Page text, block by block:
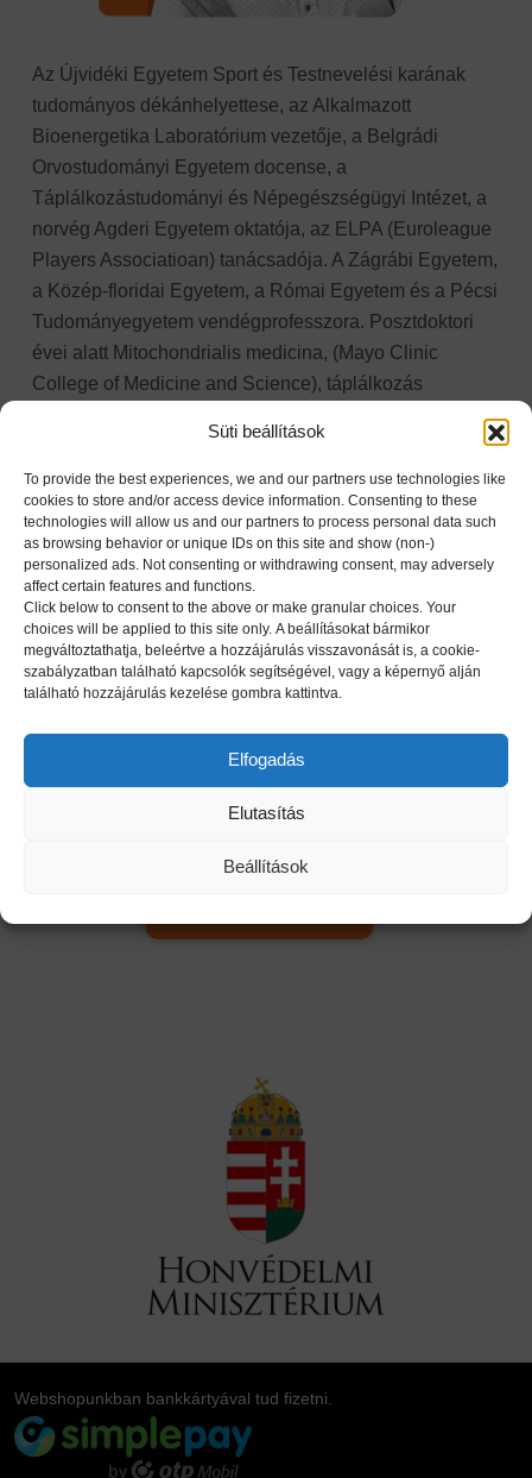
Süti beállítások
To provide the best experiences, we and our partners use technologies like
cookies to store and/or access device information. Consenting to these
technologies will allow us and our partners to process personal data such
as browsing behavior or unique IDs on this site and show (non-)
personalized ads. Not consenting or withdrawing consent, may adversely
affect certain features and functions.
Click below to consent to the above or make granular choices. Your
choices will be applied to this site only. A beállításokat bármikor
megváltoztathatja, beleértve a hozzájárulás visszavonását is, a cookie-
szabályzatban található kapcsolók segítségével, vagy a képernyő alján
található hozzájárulás kezelése gombra kattintva.
Elfogadás
Elutasítás
Beállítások
Az Újvidéki Egyetem Sport és Testnevelési karának
tudományos dékánhelyettese, az Alkalmazott
Bioenergetika Laboratórium vezetője, a Belgrádi
Orvostudományi Egyetem docense, a
Táplálkozástudományi és Népegészségügyi Intézet, a
norvég Agderi Egyetem oktatója, az ELPA (Euroleague
Players Associatioan) tanácsadója. A Zágrábi Egyetem,
a Közép-floridai Egyetem, a Római Egyetem és a Pécsi
Tudományegyetem vendégprofesszora. Posztdoktori
évei alatt Mitochondrialis medicina, (Mayo Clinic
College of Medicine and Science), táplálkozás
Harvard University T.H. Chan School of Public Health).
273 tudományos cikk szerzője, vagy társszerzője,
melyek több tudományterület nagyhírű
folyóirataiban jelentek meg és 8800 citációval
rendelkeznek. Több mint 120 előadást és
konferencia absztraktot, 12 könyvfejezetet és 4
kézikönyvet jegyeznek a neve mellett.Kiemelkedő
tudományos munkásságát számos nemzetközi
WADA és a NSCA. Hat szabadalommal és szabadalmi
bejelentéssel rendelkezik az USA-ban, Nagy-
Britanniában, az EU-ban és Japánban.
Webshopunkban bankkártyával tud fizetni.